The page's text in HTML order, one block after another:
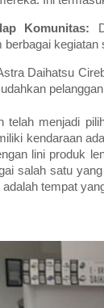
Komunitas:
berbagai
Daihatsu
telah menjadi
kendaraan
lini produk
salah satu
tempat